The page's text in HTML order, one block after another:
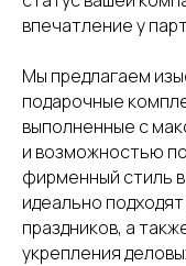
впечатление у
Мы предлагаем
подарочные
выполненные с
и возможностью
фирменный стиль
идеально
праздников, а
укрепления